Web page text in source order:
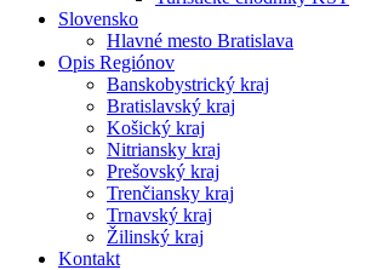
Slovensko
Hlavné mesto Bratislava
Opis Regiónov
Banskobystrický kraj
Bratislavský kraj
Košický kraj
Nitriansky kraj
Prešovský kraj
Trenčiansky kraj
Trnavský kraj
Žilinský kraj
Kontakt